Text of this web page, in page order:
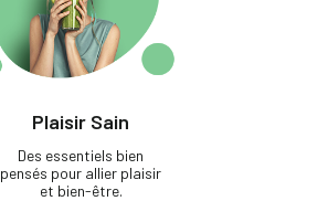
Plaisir Sain
Des essentiels bien
pensés pour allier plaisir
et bien-être.